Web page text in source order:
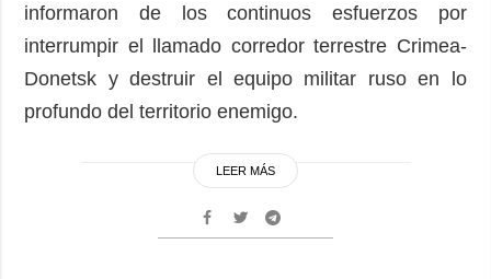
informaron de los continuos esfuerzos por
interrumpir el llamado corredor terrestre Crimea-
Donetsk y destruir el equipo militar ruso en lo
profundo del territorio enemigo.
LEER MÁS